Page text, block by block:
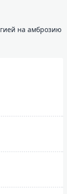
на амброзию